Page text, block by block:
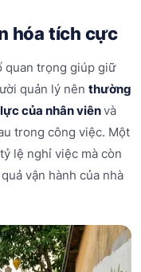
hóa tích cực
quan trọng giúp giữ
quản lý nên thường
của nhân viênvà
trong công việc. Một
lệ nghỉ việc mà còn
vận hành của nhà